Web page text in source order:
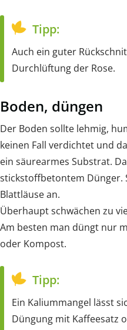
Tipp:
Auch ein guter
Durchlüftung der Rose.
Boden, düngen
Der Boden sollte lehmig,
keinen Fall verdichtet und
ein säurearmes Substrat.
stickstoffbetontem Dünger.
Blattläuse an.
Überhaupt schwächen zu
Am besten man düngt nur
oder Kompost.
Tipp:
Ein Kaliummangel lässt
Düngung mit Kaffeesatz